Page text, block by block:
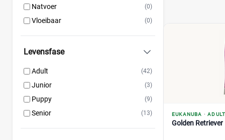
Royal Canin (195)
Versele-Laga (33)
Natvoer (0)
Vloeibaar (0)
Levensfase
Adult (42)
Junior (3)
Puppy (9)
Senior (13) EUKANUBA ·ADULT
Golden Retriever